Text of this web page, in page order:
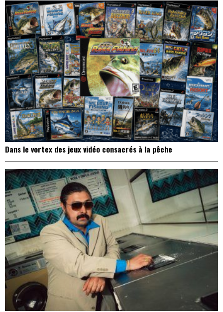
Dans le vortex des jeux vidéo consacrés à la pêche